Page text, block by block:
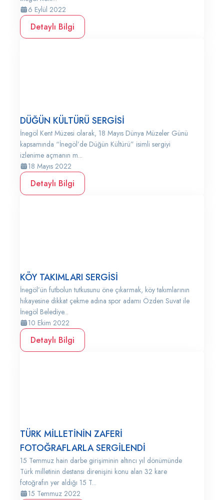
6 Eylül 2022
Detaylı Bilgi
DÜĞÜN KÜLTÜRÜ SERGİSİ
İnegöl Kent Müzesi olarak, 18 Mayıs Dünya Müzeler Günü
kapsamında “İnegöl’de Düğün Kültürü” isimli sergiyi
izlenime açmanın m...
18 Mayıs 2022
Detaylı Bilgi
KÖY TAKIMLARI SERGİSİ
İnegöl’ün futbolun tutkusunu öne çıkarmak, köy takımlarının
hikayesine dikkat çekme adına spor adamı Özden Suvat ile
İnegöl Belediye...
10 Ekim 2022
Detaylı Bilgi
TÜRK MİLLETİNİN ZAFERİ
FOTOĞRAFLARLA SERGİLENDİ
15 Temmuz hain darbe girişiminin altıncı yıl dönümünde
Türk milletinin destansı direnişini konu alan 32 kare
fotoğrafın yer aldığı 15 T...
15 Temmuz 2022